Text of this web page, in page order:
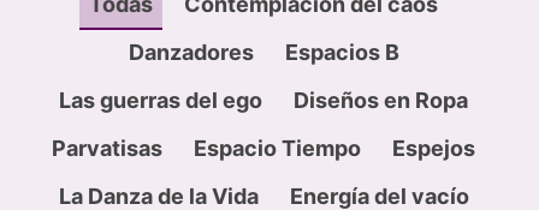
Danzadores
Espacios B
Las guerras del ego
Diseños en Ropa
Parvatisas
Espacio Tiempo
Espejos
La Danza de la Vida
Energía del vacío